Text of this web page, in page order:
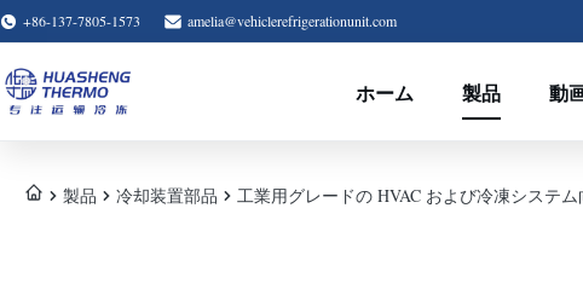
+86-137-7805-1573 amelia@vehiclerefrigerationunit.com
ホーム 製品 動
製品 冷却装置部品 工業用グレードの HVAC および冷凍システ